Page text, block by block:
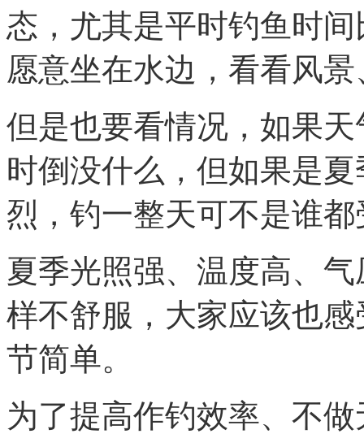
态，尤其是平时钓鱼时
愿意坐在水边，看看风
但是也要看情况，如果
时倒没什么，但如果是
烈，钓一整天可不是谁
夏季光照强、温度高、
样不舒服，大家应该也
节简单。
为了提高作钓效率、不